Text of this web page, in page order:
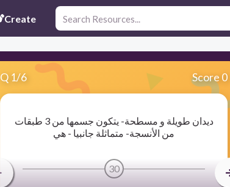
Create
Q 1/6 Score 0
ديدان طويلة و مسطحة- يتكون جسمها من 3 طبقات
من الأنسجة- متماثلة جانبيا - هي
30